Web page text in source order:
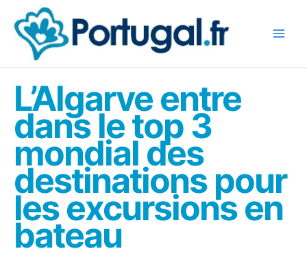
contenu
L’Algarve entre
dans le top 3
mondial des
destinations pour
les excursions en
bateau